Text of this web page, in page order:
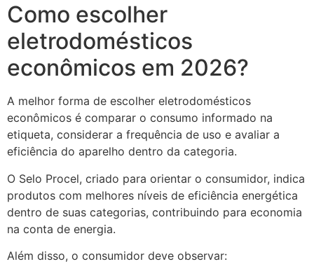
Como escolher
eletrodomésticos
econômicos em 2026?
A melhor forma de escolher eletrodomésticos
econômicos é comparar o consumo informado na
etiqueta, considerar a frequência de uso e avaliar a
eficiência do aparelho dentro da categoria.
O Selo Procel, criado para orientar o consumidor, indica
produtos com melhores níveis de eficiência energética
dentro de suas categorias, contribuindo para economia
na conta de energia.
Além disso, o consumidor deve observar: